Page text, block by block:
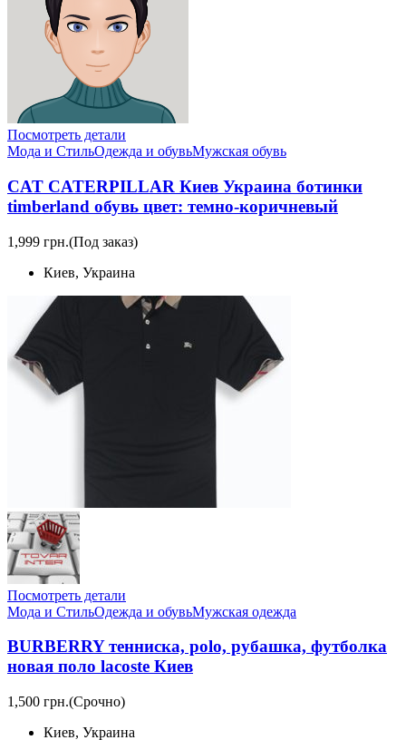
Посмотреть детали
Мода и СтильОдежда и обувьМужская обувь
CAT CATERPILLAR Киев Украина ботинки
timberland обувь цвет: темно-коричневый
1,999 грн.(Под заказ)
Киев, Украина
Посмотреть детали
Мода и СтильОдежда и обувьМужская одежда
BURBERRY тенниска, polo, рубашка, футболка
новая поло lacoste Киев
1,500 грн.(Срочно)
Киев, Украина